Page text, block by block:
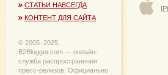
СТАТЬИ НАВСЕГДА
КОНТЕНТ ДЛЯ САЙТА
© 2005−2025,
B2Blogger.com — онлайн-
служба распространения
пресс-релизов. Официально